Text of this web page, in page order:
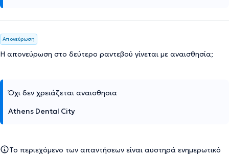
Απονεύρωση
Η απονεύρωση στο δεύτερο ραντεβού γίνεται με αναισθησία;
Όχι δεν χρειάζεται αναισθησια
Athens Dental City
Το περιεχόμενο των απαντήσεων είναι αυστηρά ενημερωτικό